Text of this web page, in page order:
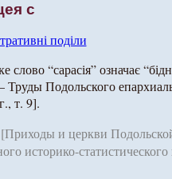
с
поділи
“сарасія” означає
Подольского
т. 9].
[Приходы и церкви
историко-статистического